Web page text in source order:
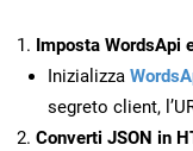
Imposta WordsApi
Inizializza
segreto client,
Converti JSON in